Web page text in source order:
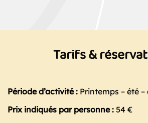
Tarifs &
Période d’activité : Printemps – été
Prix indiqués par personne : 54 €